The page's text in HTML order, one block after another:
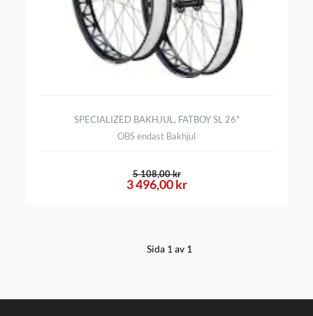
SPECIALIZED BAKHJUL, FATBOY SL 26"
OBS endast Bakhjul
3 496,00 kr
5 108,00 kr
Sida 1 av 1